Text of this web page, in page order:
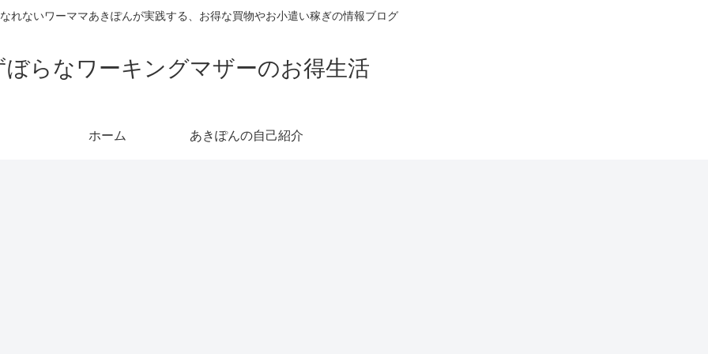
れないワーママあきぽんが実践する、お得な買物やお小遣い稼ぎの情報ブログ
ぼらなワーキングマザーのお得生活
ホーム あきぽんの自己紹介